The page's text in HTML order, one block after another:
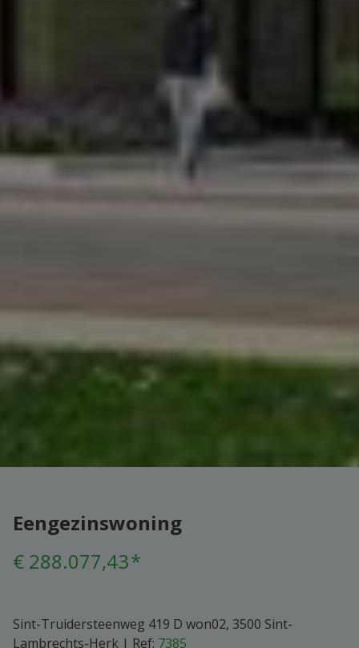
Eengezinswoning
€ 288.077,43*
Sint-Truidersteenweg 419 D won02, 3500 Sint-
Lambrechts-Herk | Ref: 7385